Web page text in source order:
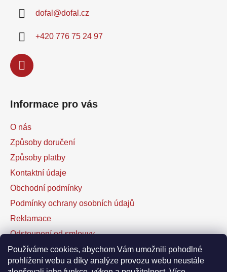
Používáme cookies, abychom Vám umožnili pohodlné
prohlížení webu a díky analýze provozu webu neustále
dofal @dofal.cz
+420 776 75 24 97
Informace pro vás
O nás
Způsoby doručení
Způsoby platby
Kontaktní údaje
Obchodní podmínky
Podmínky ochrany osobních údajů
Reklamace
Odstoupení od smlouvy
Kontaktní formulář